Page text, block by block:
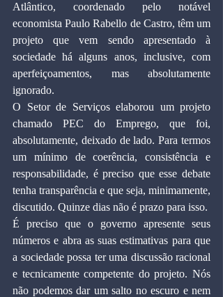
Atlântico, coordenado pelo notável
economista Paulo Rabello de Castro, têm um
projeto que vem sendo apresentado à
sociedade há alguns anos, inclusive, com
aperfeiçoamentos, mas absolutamente
ignorado.
O Setor de Serviços elaborou um projeto
chamado PEC do Emprego, que foi,
absolutamente, deixado de lado. Para termos
um mínimo de coerência, consistência e
responsabilidade, é preciso que esse debate
tenha transparência e que seja, minimamente,
discutido. Quinze dias não é prazo para isso.
É preciso que o governo apresente seus
números e abra as suas estimativas para que
a sociedade possa ter uma discussão racional
e tecnicamente competente do projeto. Nós
não podemos dar um salto no escuro e nem